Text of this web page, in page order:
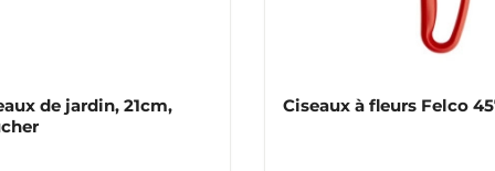
de jardin, 21cm,
Ciseaux à fleurs Felco